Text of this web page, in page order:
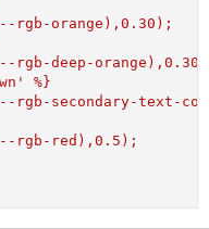
rgb-orange),0.30);
rgb-deep-
%}
rgb-secondary-text-
rgb-red),0.5);